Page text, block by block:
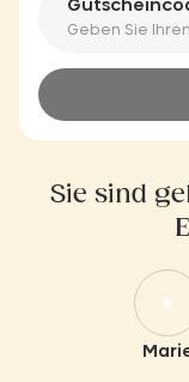
Sie sind